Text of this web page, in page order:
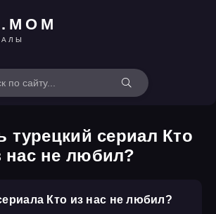
.MOM
турецкий сериал Кто
нас не любил?
Кто из нас не любил?